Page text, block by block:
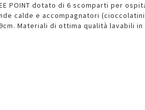
POINT dotato di 6 scomparti per
calde e accompagnatori
Materiali di ottima qualità lavabili